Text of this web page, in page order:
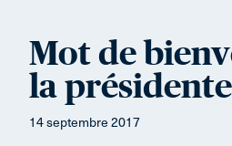
Mot de
la
14 septembre 2017